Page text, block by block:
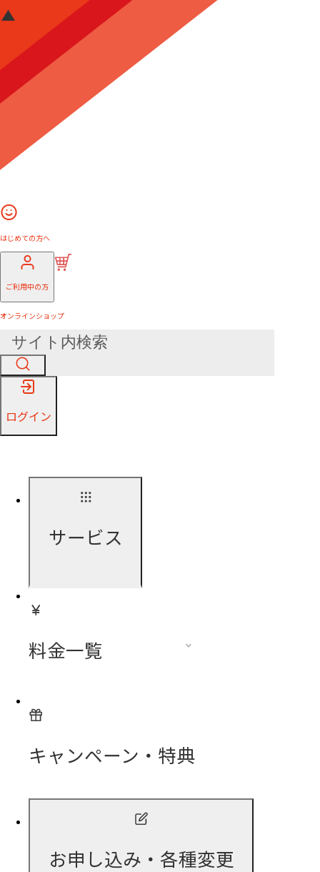
はじめての方へ
ご利用中の方
オンラインショップ
ログイン
サービス
料金一覧
キャンペーン・特典
お申し込み・各種変更